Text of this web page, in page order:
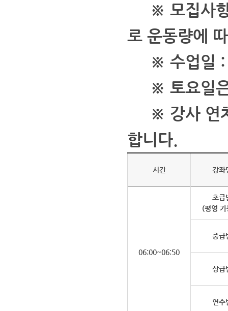
※ 모집사
로 운동량에
※ 수업일 :
※ 토요일은
※ 강사 연차
합니다.
시간 강좌
06:00~06:50
초급
(평영
중급
상급
연수